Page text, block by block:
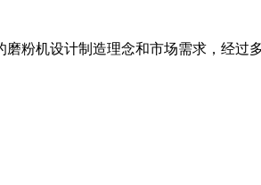
粉机设计制造理念和市场需求，经过